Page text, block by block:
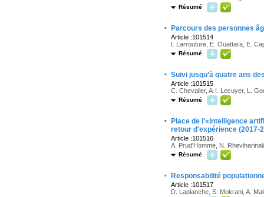
Résumé
· Parcours des personnes
Article :101514
I. Larrouture, E. Ouattara, E.
Résumé
· Suivi jusqu’à quatre ans
Article :101515
C. Chevalier, A-I. Lecuyer, L.
Résumé
·
Place de l’«Intelligence
retour d'expérience (2017-
Article :101516
A. Prud'Homme, N.
Résumé
· Responsabilité
Article :101517
D. Laplanche, S. Mokrani, A.